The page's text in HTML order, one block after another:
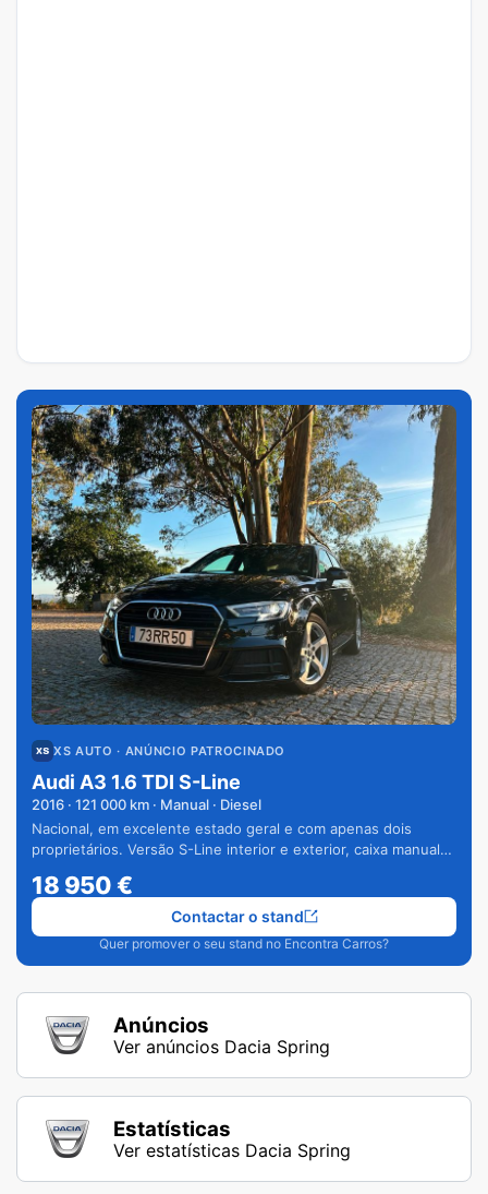
XS AUTO · ANÚNCIO PATROCINADO
Audi A3 1.6 TDI S-Line
2016 · 121 000 km · Manual · Diesel
Nacional, em excelente estado geral e com apenas dois
proprietários. Versão S-Line interior e exterior, caixa manual
18 950€
Quer promover o seu stand no Encontra Carros?
Contactar o stand
Anúncios
Ver anúncios Dacia Spring
Estatísticas
Ver estatísticas Dacia Spring